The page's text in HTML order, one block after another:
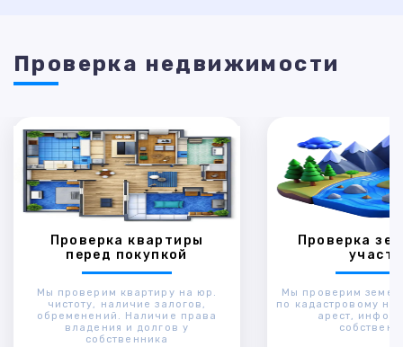
Проверка недвижимости
Проверка квартиры
перед покупкой
Мы проверим квартиру на юр.
чистоту, наличие залогов,
обременений. Наличие права
владения и долгов у
собственника
Проверка
Мы проверим
по кадастровому
арест,